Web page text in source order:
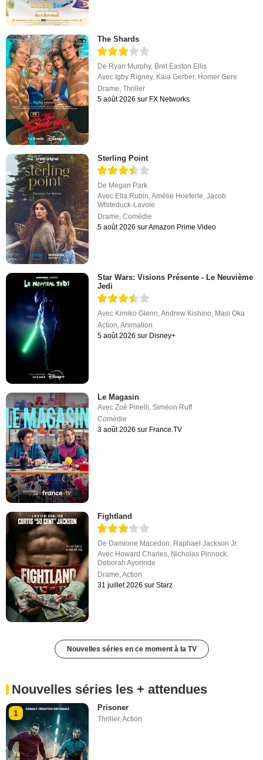
The Shards
De Ryan Murphy, Bret Easton Ellis
Avec Igby Rigney, Kaia Gerber, Homer Gere
Drame,Thriller
5 août 2026 sur FX Networks
Sterling Point
De Megan Park
Avec Ella Rubin,Amélie Hoeferle,Jacob
Whiteduck-Lavoie
Drame,Comédie
5 août 2026 sur Amazon Prime Video
Star Wars: Visions Présente - Le Neuvième
Jedi
Avec Kimiko Glenn,Andrew Kishino, Masi Oka
Action,Animation
5 août 2026 sur Disney+
Le Magasin
AvecZoé Pinelli ,Siméon Ruff
Comédie
3 août 2026 sur France.TV
Fightland
De Damione Macedon, Raphael Jackson Jr.
Avec Howard Charles, Nicholas Pinnock,
Deborah Ayorinde
Drame,Action
31 juillet 2026 sur Starz
Nouvelles séries en ce moment à la TV
Nouvelles séries les + attendues
1
Prisoner
Thriller,Action